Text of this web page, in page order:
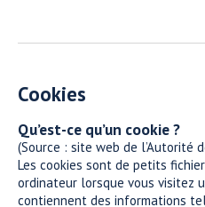
Cookies
Qu’est-ce qu’un cookie ?
(Source : site web de l’Autorité
Les cookies sont de petits
ordinateur lorsque vous visitez
contiennent des informations